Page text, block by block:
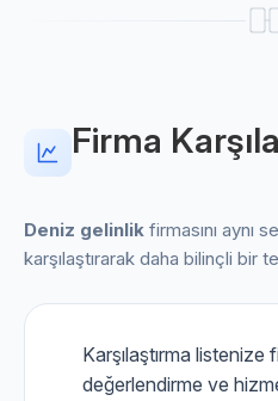
Firma
Deniz gelinlik firmasını aynı
karşılaştırarak daha bilinçli bir
Karşılaştırma
değerlendirme ve